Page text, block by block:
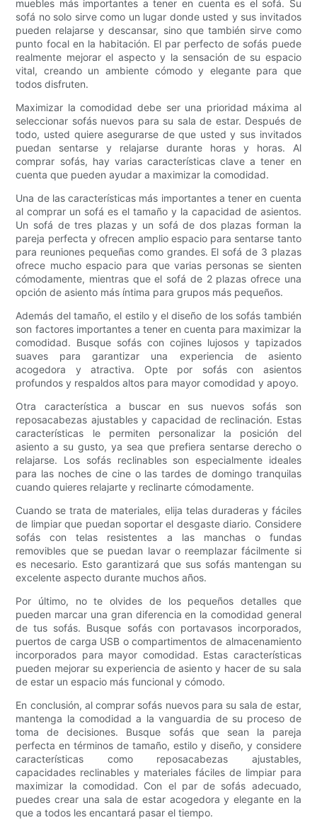
muebles más importantes a tener en cuenta es el sofá. Su
sofá no solo sirve como un lugar donde usted y sus invitados
pueden relajarse y descansar, sino que también sirve como
punto focal en la habitación. El par perfecto de sofás puede
realmente mejorar el aspecto y la sensación de su espacio
vital, creando un ambiente cómodo y elegante para que
todos disfruten.
Maximizar la comodidad debe ser una prioridad máxima al
seleccionar sofás nuevos para su sala de estar. Después de
todo, usted quiere asegurarse de que usted y sus invitados
puedan sentarse y relajarse durante horas y horas. Al
comprar sofás, hay varias características clave a tener en
cuenta que pueden ayudar a maximizar la comodidad.
Una de las características más importantes a tener en cuenta
al comprar un sofá es el tamaño y la capacidad de asientos.
Un sofá de tres plazas y un sofá de dos plazas forman la
pareja perfecta y ofrecen amplio espacio para sentarse tanto
para reuniones pequeñas como grandes. El sofá de 3 plazas
ofrece mucho espacio para que varias personas se sienten
cómodamente, mientras que el sofá de 2 plazas ofrece una
opción de asiento más íntima para grupos más pequeños.
Además del tamaño, el estilo y el diseño de los sofás también
son factores importantes a tener en cuenta para maximizar la
comodidad. Busque sofás con cojines lujosos y tapizados
suaves para garantizar una experiencia de asiento
acogedora y atractiva. Opte por sofás con asientos
profundos y respaldos altos para mayor comodidad y apoyo.
Otra característica a buscar en sus nuevos sofás son
reposacabezas ajustables y capacidad de reclinación. Estas
características le permiten personalizar la posición del
asiento a su gusto, ya sea que prefiera sentarse derecho o
relajarse. Los sofás reclinables son especialmente ideales
para las noches de cine o las tardes de domingo tranquilas
cuando quieres relajarte y reclinarte cómodamente.
Cuando se trata de materiales, elija telas duraderas y fáciles
de limpiar que puedan soportar el desgaste diario. Considere
sofás con telas resistentes a las manchas o fundas
removibles que se puedan lavar o reemplazar fácilmente si
es necesario. Esto garantizará que sus sofás mantengan su
excelente aspecto durante muchos años.
Por último, no te olvides de los pequeños detalles que
pueden marcar una gran diferencia en la comodidad general
de tus sofás. Busque sofás con portavasos incorporados,
puertos de carga USB o compartimentos de almacenamiento
incorporados para mayor comodidad. Estas características
pueden mejorar su experiencia de asiento y hacer de su sala
de estar un espacio más funcional y cómodo.
En conclusión, al comprar sofás nuevos para su sala de estar,
mantenga la comodidad a la vanguardia de su proceso de
toma de decisiones. Busque sofás que sean la pareja
perfecta en términos de tamaño, estilo y diseño, y considere
características como reposacabezas ajustables,
capacidades reclinables y materiales fáciles de limpiar para
maximizar la comodidad. Con el par de sofás adecuado,
puedes crear una sala de estar acogedora y elegante en la
que a todos les encantará pasar el tiempo.